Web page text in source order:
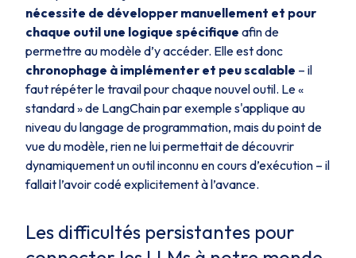
nécessite de développer manuellement et pour
chaque outil une logique spécifique afin de
permettre au modèle d’y accéder. Elle est donc
chronophage à implémenter et peu scalable – il
faut répéter le travail pour chaque nouvel outil​. Le «
standard » de LangChain par exemple s'applique au
niveau du langage de programmation, mais du point de
vue du modèle, rien ne lui permettait de découvrir
dynamiquement un outil inconnu en cours d’exécution – il
fallait l’avoir codé explicitement à l’avance​.
Les difficultés persistantes pour